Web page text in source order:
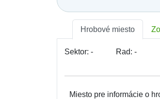
Hrobové miesto
Sektor: - Rad:-
Miesto pre informácie o